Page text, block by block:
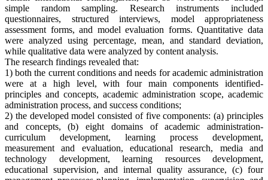
simple random sampling. Research instruments included
questionnaires, structured interviews, model appropriateness
assessment forms, and model evaluation forms. Quantitative data
were analyzed using percentage, mean, and standard deviation,
while qualitative data were analyzed by content analysis.
The research findings revealed that:
1) both the current conditions and needs for academic administration
were at a high level, with four main components identified-
principles and concepts, academic administration scope, academic
administration process, and success conditions;
2) the developed model consisted of five components: (a) principles
and concepts, (b) eight domains of academic administration-
curriculum development, learning process development,
measurement and evaluation, educational research, media and
technology development, learning resources development,
educational supervision, and internal quality assurance, (c) four